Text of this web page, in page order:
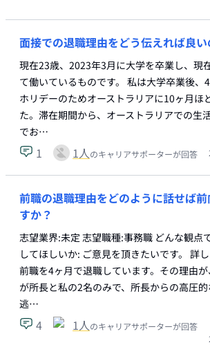
面接での退職理由をどう伝えれば良い
現在23歳、2023年3月に大学を卒業し、現
て働いているものです。 私は大学卒業後、
ホリデーのためオーストラリアに10ヶ月ほ
た。滞在期間から、オーストラリアでの生
でお…
1 1人のキャリアサポーターが回答
前職の退職理由をどのように話せば
すか？
志望業界:未定 志望職種:事務職 どんな観点
してほしいか: ご意見を頂きたいです。 詳
前職を4ヶ月で退職しています。その理由
が所長と私の2名のみで、所長からの高圧
逃…
4 1人のキャリアサポーターが回答